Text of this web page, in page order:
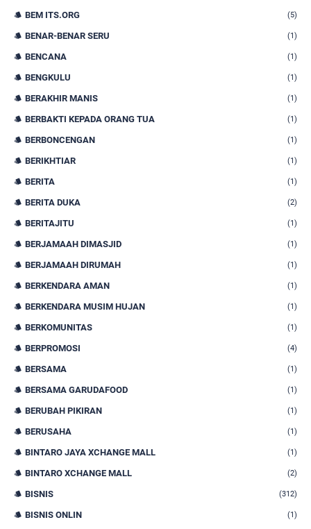
BEM ITS.ORG (5)
BENAR-BENAR SERU (1)
BENCANA (1)
BENGKULU (1)
BERAKHIR MANIS (1)
BERBAKTI KEPADA ORANG TUA (1)
BERBONCENGAN (1)
BERIKHTIAR (1)
BERITA (1)
BERITA DUKA (2)
BERITAJITU (1)
BERJAMAAH DIMASJID (1)
BERJAMAAH DIRUMAH (1)
BERKENDARA AMAN (1)
BERKENDARA MUSIM HUJAN (1)
BERKOMUNITAS (1)
BERPROMOSI (4)
BERSAMA (1)
BERSAMA GARUDAFOOD (1)
BERUBAH PIKIRAN (1)
BERUSAHA (1)
BINTARO JAYA XCHANGE MALL (1)
BINTARO XCHANGE MALL (2)
BISNIS (312)
BISNIS ONLIN (1)